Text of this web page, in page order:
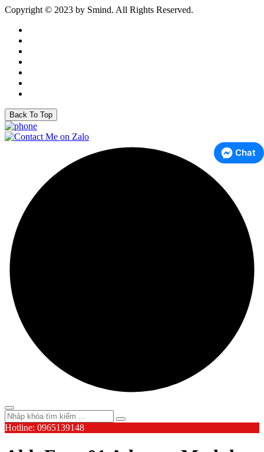
Copyright © 2023 by Smind. All Rights Reserved.
Back To Top
Chat
Hotline: 0965139148